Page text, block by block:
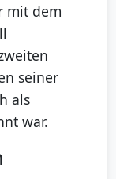
mit dem
seiner
als
war.